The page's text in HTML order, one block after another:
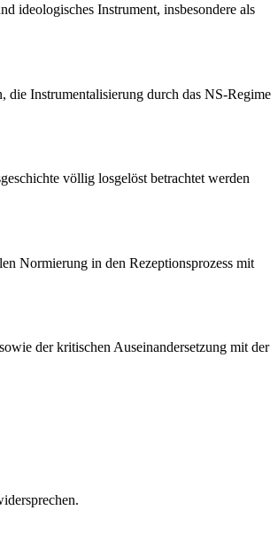
ideologisches Instrument, insbesondere als
die Instrumentalisierung durch das NS-Regime
völlig losgelöst betrachtet werden
Normierung in den Rezeptionsprozess mit
der kritischen Auseinandersetzung mit der